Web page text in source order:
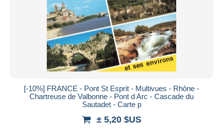
[-10%] FRANCE - Pont St Esprit - Multivues - Rhône -
Chartreuse de Valbonne - Pont d Arc - Cascade du
Sautadet - Carte p
± 5,20 $US